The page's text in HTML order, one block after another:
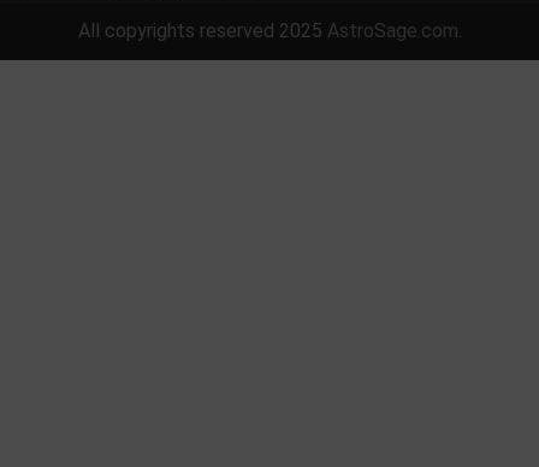
All copyrights reserved 2025 AstroSage.com.